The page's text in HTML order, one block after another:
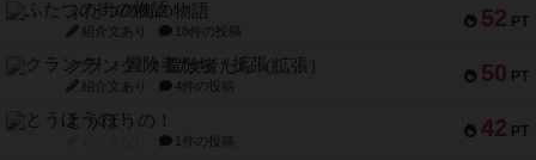
52 PT
ふたつの街の物語
紹介文あり 18件の投稿
50 PT
クランク! ：冒険者たち（拡張）
紹介文あり 4件の投稿
42 PT
とうほうの！
1件の投稿